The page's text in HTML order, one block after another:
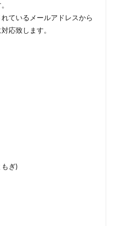
ているメールアドレスから
応致します。
もぎ)